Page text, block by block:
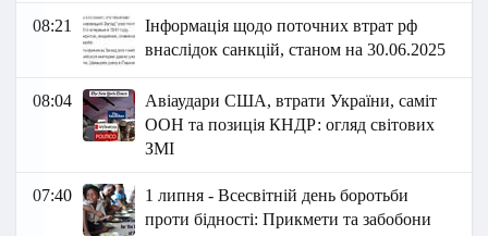
08:21
Інформація щодо поточних втрат рф
внаслідок санкцій, станом на 30.06.2025
08:04
Авіаудари США, втрати України, саміт
ООН та позиція КНДР: огляд світових
ЗМІ
07:40
1 липня - Всесвітній день боротьби
проти бідності: Прикмети та забобони